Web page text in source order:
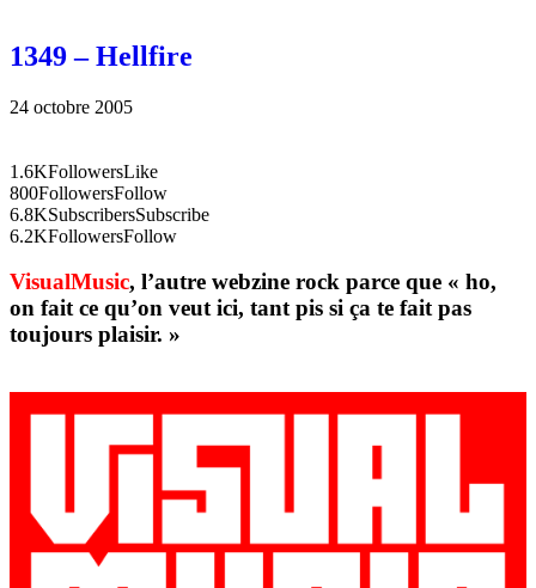
1349 – Hellfire
24 octobre 2005
1.6KFollowersLike
800FollowersFollow
6.8KSubscribersSubscribe
6.2KFollowersFollow
VisualMusic, l’autre webzine rock parce que « ho,
on fait ce qu’on veut ici, tant pis si ça te fait pas
toujours plaisir. »